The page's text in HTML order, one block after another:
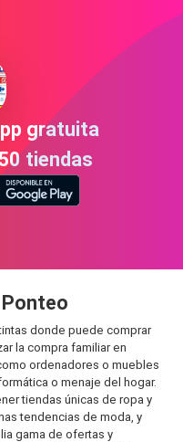
gratuita
tiendas
donde puede comprar
la compra familiar en
ordenadores o muebles
o menaje del hogar.
tiendas únicas de ropa y
tendencias de moda, y
gama de ofertas y